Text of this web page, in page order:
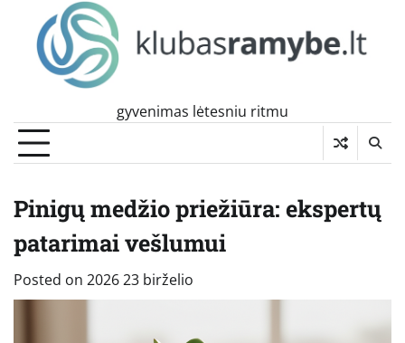
content
gyvenimas lėtesniu ritmu
Pinigų medžio priežiūra: ekspertų
patarimai vešlumui
Posted on 2026 23 birželio